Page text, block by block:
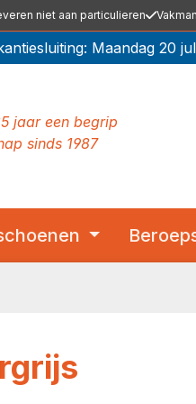
niet aan particulieren
Maandag 20
jaar een begrip
sinds 1987